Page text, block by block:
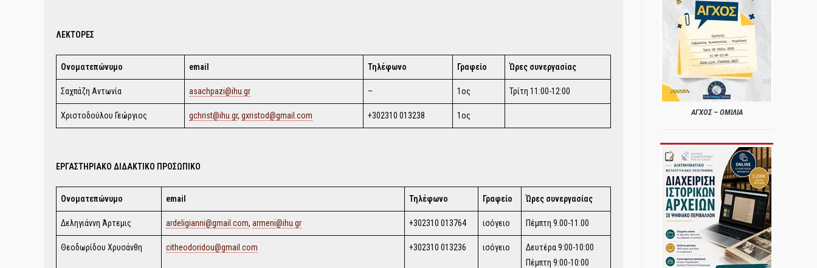
ΛΕΚΤΟΡΕΣ
Ονοματεπώνυμο email Τηλέφωνο Γραφείο Ώρες συνεργασίας
Σαχπάζη Αντωνία asachpazi@ihu.gr – 1ος Τρίτη 11:00-12:00
Χριστοδούλου Γεώργιος gchrist@ihu.gr, gxristod@gmail.com +302310 013238 1ος
ΕΡΓΑΣΤΗΡΙΑΚΟ ΔΙΔΑΚΤΙΚΟ ΠΡΟΣΩΠΙΚΟ
Ονοματεπώνυμο email Τηλέφωνο Γραφείο Ώρες συνεργασίας
Δεληγιάννη Άρτεμις ardeligianni@gmail.com, armeni@ihu.gr +302310 013764 ισόγειο Πέμπτη 9.00-11.00
Θεοδωρίδου Χρυσάνθη citheodoridou@gmail.com +302310 013236 ισόγειο
Δευτέρα 9:00-10:00
Πέμπτη 9:00-10:00
ΑΓΧΟΣ – ΟΜΙΛΙΑ